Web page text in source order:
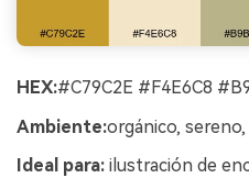
HEX:#C79C2E #F4E6C8
Ambiente:orgánico,
Ideal para: ilustración de